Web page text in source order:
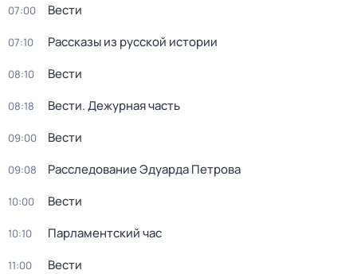
07:00 Вести
07:10 Рассказы из русской истории
08:10 Вести
08:18 Вести. Дежурная часть
09:00 Вести
09:08 Расследование Эдуарда Петрова
10:00 Вести
10:10 Парламентский час
11:00 Вести